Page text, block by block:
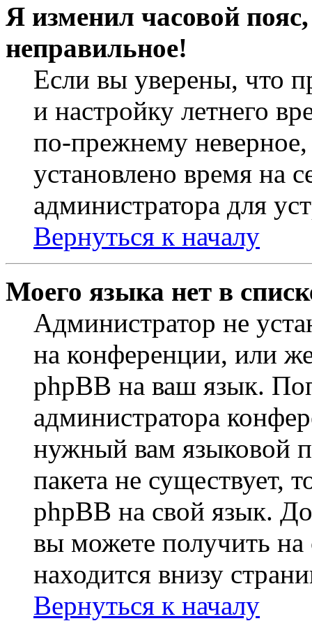
Я изменил часовой
неправильное!
Если вы уверены, что
и настройку летнего
по-прежнему неверное,
установлено время на
администратора для
Вернуться к началу
Моего языка нет в
Администратор не
на конференции, или
phpBB на ваш язык.
администратора
нужный вам языковой
пакета не существует,
phpBB на свой язык.
вы можете получить на
находится внизу
Вернуться к началу